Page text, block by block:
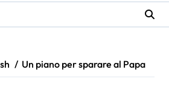
Un piano per sparare al Papa